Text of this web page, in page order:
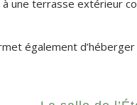
une terrasse extérieur
également